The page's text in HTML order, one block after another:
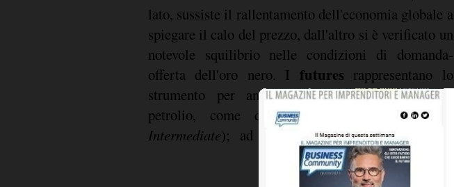
lato, sussiste il rallentamento dell'economia globale a
spiegare il calo del prezzo, dall'altro si è verificato un
notevole squilibrio nelle condizioni di domanda-
offerta dell'oro nero. I futures rappresentano lo
strumento per antonomasia di investimento sul
petrolio, come quelli sul
West Texas
Intermediate); ad essi sono però associati costi